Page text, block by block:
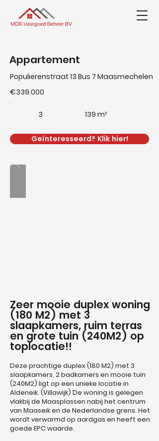
Appartement
Populierenstraat 13 Bus 7 Maasmechelen
€339.000
3 139 m²
Geïnteresseerd? Klik hier!
Zeer mooie duplex woning
(180 M2) met 3
slaapkamers, ruim terras
en grote tuin (240M2) op
toplocatie!!
Deze prachtige duplex (180 M2) met 3
slaapkamers, 2 badkamers en mooie tuin
(240M2) ligt op een unieke locatie in
Aldeneik. (Villawijk) De woning is gelegen
vlakbij de Maasplassen nabij het centrum
van Maaseik en de Nederlandse grens. Het
wordt verwarmd op aardgas en heeft een
goede EPC waarde.